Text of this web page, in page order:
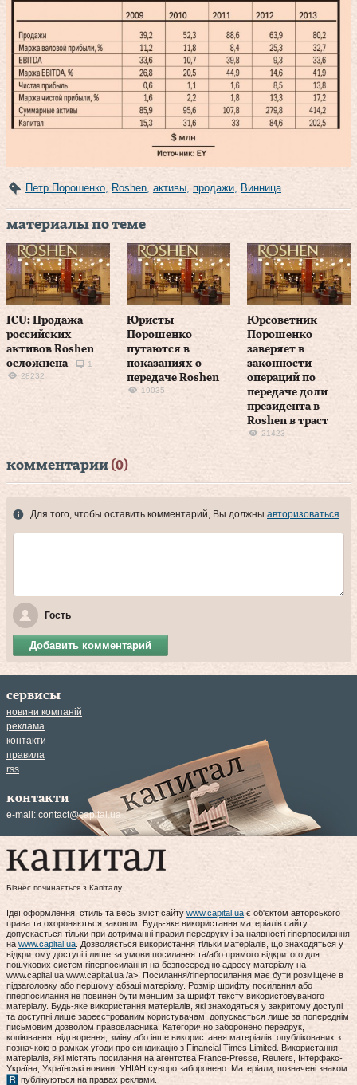
Петр Порошенко, Roshen, активы, продажи, Винница
материалы по теме
ICU: Продажа
российских
активов Roshen
осложнена
1
28232
Юристы
Порошенко
путаются в
показаниях о
передаче Roshen
19035
Юрсоветник
Порошенко
заверяет в
законности
операций по
передаче доли
президента в
Roshen в траст
21423
комментарии (0)
Для того, чтобы оставить комментарий, Вы должны авторизоваться
Гость
Добавить комментарий
сервисы
новини компаній
реклама
контакти
правила
rss
контакти
e-mail: contact@capital.ua
Бізнес починається з Капіталу
Ідеї оформлення, стиль та весь зміст сайту www.capital.ua є об'єктом авторського
права та охороняються законом. Будь-яке використання матеріалів сайту
допускається тільки при дотриманні правил передруку і за наявності гіперпосилання
на www.capital.ua . Дозволяється використання тільки матеріалів, що знаходяться у
відкритому доступі і лише за умови посилання та/або прямого відкритого для
пошукових систем гіперпосилання на безпосередню адресу матеріалу на
www.capital.ua www.capital.ua /a>. Посилання/гіперпосилання має бути розміщене в
підзаголовку або першому абзаці матеріалу. Розмір шрифту посилання або
гіперпосилання не повинен бути меншим за шрифт тексту використовуваного
матеріалу. Будь-яке використання матеріалів, які знаходяться у закритому доступі
та доступні лише зареєстрованим користувачам, допускається лише за попереднім
письмовим дозволом правовласника. Категорично заборонено передрук,
копіювання, відтворення, зміну або інше використання матеріалів, опублікованих з
позначкою в рамках угоди про синдикацію з Financial Times Limited. Використання
матеріалів, які містять посилання на агентства France-Presse, Reuters, Інтерфакс-
Україна, Українські новини, УНІАН суворо заборонено. Матеріали, позначені знаком
публікуються на правах реклами.